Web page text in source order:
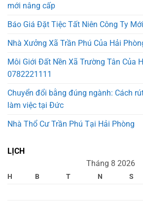
mới nâng cấp
Báo Giá Đặt Tiệc Tất Niên Công Ty
Nhà Xưởng Xã Trần Phú Của Hải
Môi Giới Đất Nền Xã Trường Tân Của
0782221111
Chuyển đổi bằng đúng ngành: Cách
làm việc tại Đức
Nhà Thổ Cư Trần Phú Tại Hải Phòng
LỊCH
Tháng 8 2026
H B T N S